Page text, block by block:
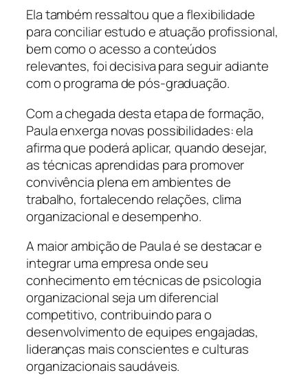
Ela também ressaltou que a flexibilidade
para conciliar estudo e atuação profissional,
bem como o acesso a conteúdos
relevantes, foi decisiva para seguir adiante
com o programa de pós-graduação.
Com a chegada desta etapa de formação,
Paula enxerga novas possibilidades: ela
afirma que poderá aplicar, quando desejar,
as técnicas aprendidas para promover
convivência plena em ambientes de
trabalho, fortalecendo relações, clima
organizacional e desempenho.
A maior ambição de Paula é se destacar e
integrar uma empresa onde seu
conhecimento em técnicas de psicologia
organizacional seja um diferencial
competitivo, contribuindo para o
desenvolvimento de equipes engajadas,
lideranças mais conscientes e culturas
organizacionais saudáveis.